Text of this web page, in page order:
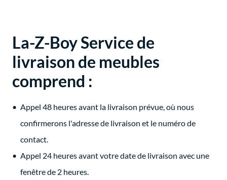
La-Z-Boy Service de
livraison de meubles
comprend :
Appel 48 heures avant la livraison prévue, où nous
confirmerons l'adresse de livraison et le numéro de
contact.
Appel 24 heures avant votre date de livraison avec une
fenêtre de 2 heures.